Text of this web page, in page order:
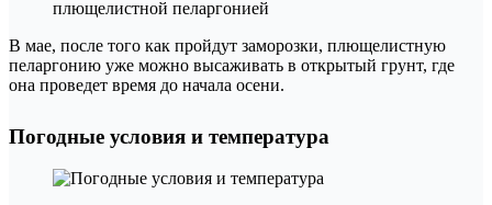
В мае, после того как пройдут заморозки, плющелистную
пеларгонию уже можно высаживать в открытый грунт, где
она проведет время до начала осени.
Погодные условия и температура